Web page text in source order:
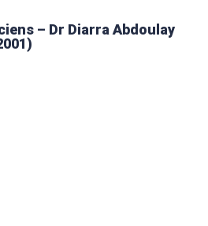
– Dr Diarra Abdoulay